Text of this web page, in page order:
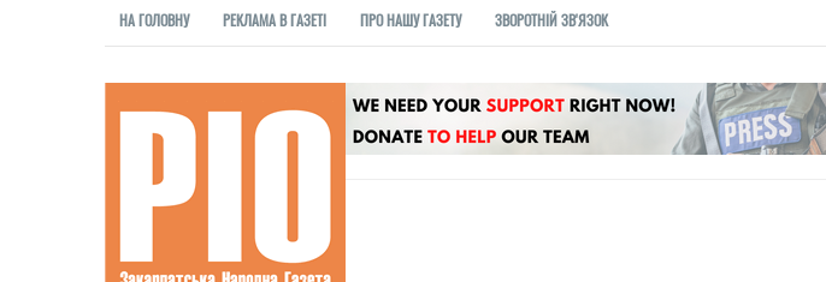
НА ГОЛОВНУ РЕКЛАМА В ГАЗЕТІ ПРО НАШУ ГАЗЕТУ ЗВОРОТНІЙ ЗВ'ЯЗОК